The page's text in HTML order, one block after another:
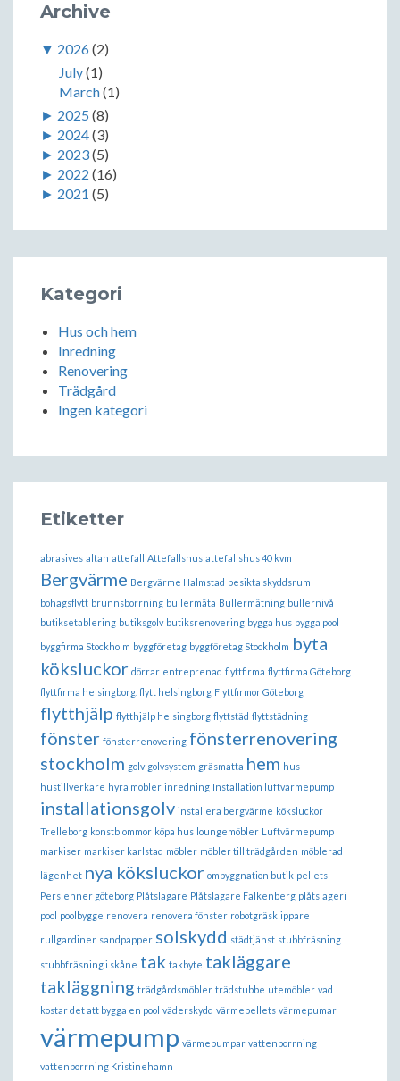
Archive
▼ 2026(2)
July(1)
March(1)
► 2025 (8)
► 2024(3)
► 2023(5)
► 2022 (16)
► 2021 (5)
Kategori
Hus och hem
Inredning
Renovering
Trädgård
Ingen kategori
Etiketter
abrasives altan attefall Attefallshus attefallshus 40 kvm
Bergvärme Bergvärme Halmstad besikta skyddsrum
bohagsflytt brunnsborrning bullermäta Bullermätning bullernivå
butiksetablering butiksgolv butiksrenovering bygga hus bygga pool
byggfirma Stockholm byggföretag byggföretag Stockholm byta
köksluckor dörrar entreprenad flyttfirma flyttfirma Göteborg
flyttfirma helsingborg. flytt helsingborg Flyttfirmor Göteborg
flytthjälp flytthjälp helsingborg flyttstäd flyttstädning
fönster fönsterrenovering fönsterrenovering
stockholm golv golvsystem gräsmatta hem hus
hustillverkare hyra möbler inredning Installation luftvärmepump
installationsgolv installera bergvärme köksluckor
Trelleborg konstblommor köpa hus loungemöbler Luftvärmepump
markiser markiser karlstad möbler möbler till trädgården möblerad
lägenhet nya köksluckor ombyggnation butik pellets
Persienner göteborg Plåtslagare Plåtslagare Falkenberg plåtslageri
pool poolbygge renovera renovera fönster robotgräsklippare
rullgardiner sandpapper solskydd städtjänst stubbfräsning
stubbfräsning i skåne tak takbyte takläggare
takläggning trädgårdsmöbler trädstubbe utemöbler vad
kostar det att bygga en pool väderskydd värmepellets värmepumar
värmepump värmepumpar vattenborrning
vattenborrning Kristinehamn